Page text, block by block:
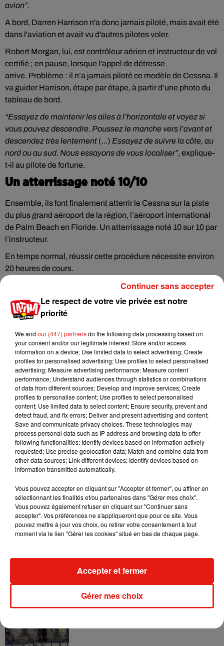
avion”.
A bord, Darren Harrison n'a donc jamais piloté, mais avait été
dans l'aviation et avait vu d'autres pilotes voler.
Robert Morgan, lui, est contrôleur aérien et instructeur de vol
certifié ; en pause, lorsque l'appel de détresse
arrive. Problème : il n’a jamais piloté ce modèle de Cessna. Il
va guider Harrison, étape par étape, à partir d’une photo du
tableau de bord.
“Essayez de maintenir les ailes à l’horizontale et voyez si
vous pouvez descendre. Poussez le manche vers l’avant et
descendez très lentement (...) Essayez de suivre la côte, au
nord ou au sud. Nous essayons de vous localiser”, explique-
t-il au pilote de fortune.
Un atterrissage noté 10/10
Ensemble, ils font finalement atterrir le Cessna sur la piste
du plus grand aéroport de la région, l’aéroport international
de Palm Beach en Floride. Un atterrissage noté 10 sur 10 par
l’instructeur.
En temps normal, réussir cette procédure nécessite environ
20 heures de cours.
"J’ai failli pleurer, j'avais reçu une telle montée d'adrénaline"
a déclaré Morgan.
"J'étais vraiment content que ça se soit
bien passé et que personne n'ait été blessé."
son nouvel élève, qui l’a pris dans ses bras et lui a dit merci.
"C'était émouvant. Il a dit qu'il voulait juste rentrer chez lui
pour voir sa femme enceinte", a rapporté Morgan à CNN,
avant de conclure"A mes yeux, c’est lui le héros. Je faisais
juste mon travail."
Musique
6 août 2026
album… avec des invités...
Le respect de votre vie privée est notre
priorité
We and our (447) partnersdo the following data processing based on
your consent and/or our legitimate interest: Store and/or access
information on a device; Use limited data to select advertising; Create
profiles for personalised advertising; Use profiles to select personalised
advertising; Measure advertising performance; Measure content
performance; Understand audiences through statistics or combinations
of data from different sources; Develop and improve services; Create
profiles to personalise content; Use profiles to select personalised
content; Use limited data to select content; Ensure security, prevent and
detect fraud, and fix errors; Deliver and present advertising and content;
Save and communicate privacy choices. These technologies may
process personal data such as IP address and browsing data to offer
following functionalities: Identify devices based on information actively
requested; Use precise geolocation data; Match and combine data from
other data sources; Link different devices; Identify devices based on
information transmitted automatically.
Vous pouvez accepter en cliquant sur "Accepter et fermer", ou affiner en
sélectionnant les finalités et/ou partenaires dans "Gérer mes choix".
Vous pouvez également refuser en cliquant sur "Continuer sans
accepter". Vos préférences ne s'appliqueront que pour ce site. Vous
pouvez mettre à jour vos choix, ou retirer votre consentement à tout
moment via le lien "Gérer les cookies" situé en bas de chaque page.
Gérer mes choix
Accepter et fermer
Continuer sans accepter